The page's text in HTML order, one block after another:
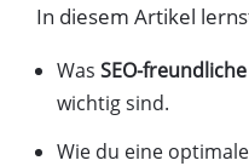
In diesem Artikel
Was SEO-freundliche
wichtig sind.
Wie du eine